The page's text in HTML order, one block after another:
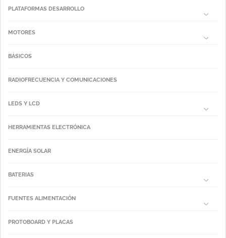
PLATAFORMAS DESARROLLO
MOTORES
BÁSICOS
RADIOFRECUENCIA Y COMUNICACIONES
LEDS Y LCD
HERRAMIENTAS ELECTRÓNICA
ENERGÍA SOLAR
BATERIAS
FUENTES ALIMENTACIÓN
PROTOBOARD Y PLACAS